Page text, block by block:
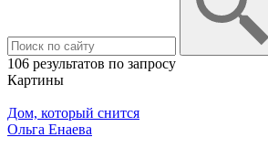
106 результатов по запросу
Картины
Дом, который снится
Ольга Енаева